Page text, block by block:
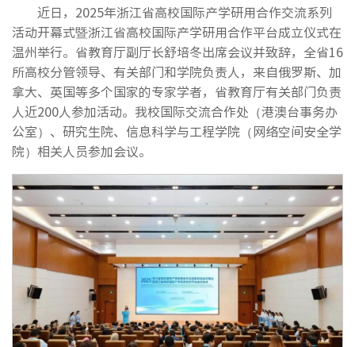
近日，2025年浙江省高校国际产学研用合作交流系列
活动开幕式暨浙江省高校国际产学研用合作平台成立仪式在
温州举行。省教育厅副厅长舒培冬出席会议并致辞，全省16
所高校分管领导、有关部门和学院负责人，来自俄罗斯、加
拿大、英国等多个国家的专家学者，省教育厅有关部门负责
人近200人参加活动。我校国际交流合作处（港澳台事务办
公室）、研究生院、信息科学与工程学院（网络空间安全学
院）相关人员参加会议。